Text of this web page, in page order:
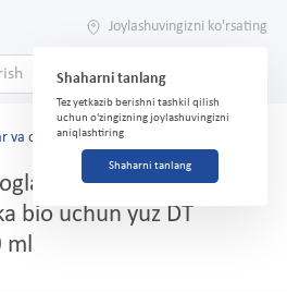
Joylashuvingizni ko'rsating
Shaharni tanlang
Tez yetkazib berishni tashkil qilish
uchun o'zingizning joylashuvingizni
aniqlashtiring
Shaharni tanlang
va o'rnini bosuvchilar
va o'rnini
bio uchun yuz DT
ml